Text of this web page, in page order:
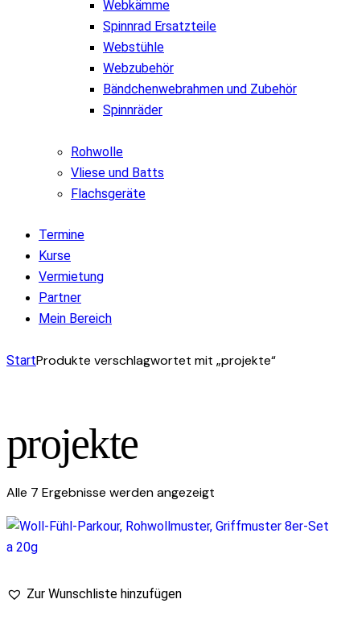
Webkämme
Spinnrad Ersatzteile
Webstühle
Webzubehör
Bändchenwebrahmen und Zubehör
Spinnräder
Rohwolle
Vliese und Batts
Flachsgeräte
Termine
Kurse
Vermietung
Partner
Mein Bereich
StartProdukte verschlagwortet mit „projekte“
projekte
Alle 7 Ergebnisse werden angezeigt
Zur Wunschliste hinzufügen